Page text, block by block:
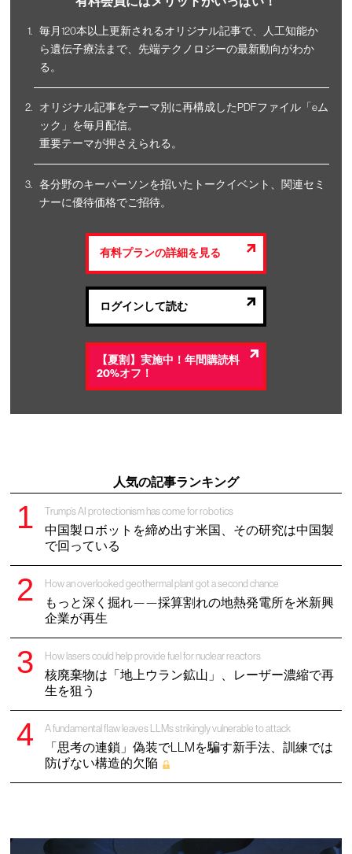
毎月120本以上更新されるオリジナル記事で、人工知能か
ら遺伝子療法まで、先端テクノロジーの最新動向がわか
る。
オリジナル記事をテーマ別に再構成したPDFファイル「eム
ック」を毎月配信。
重要テーマが押さえられる。
各分野のキーパーソンを招いたトークイベント、関連セミ
ナーに優待価格でご招待。
有料プランの詳細を見る
ログインして読む
【夏割】実施中！年間購読料
20%オフ！
人気の記事ランキング
Trump’s AI protectionism has come for robotics
中国製ロボットを締め出す米国、その研究は中国製
で回っている
How an overlooked geothermal plant got a second chance
もっと深く掘れ——採算割れの地熱発電所を米新興
企業が再生
How lasers could help provide fuel for nuclear reactors
核廃棄物は「地上ウラン鉱山」、レーザー濃縮で再
生を狙う
A fundamental flaw leaves LLMs strikingly vulnerable to attack
「思考の連鎖」偽装でLLMを騙す新手法、訓練では
防げない構造的欠陥